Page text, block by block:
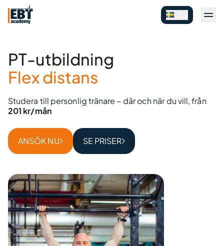
PT-utbildning
Flex distans
Studera till personlig tränare – där och när du vill, från
201 kr/mån
ANSÖK NU SE PRISER